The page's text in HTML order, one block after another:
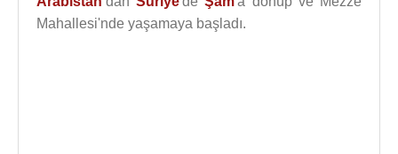
Mahallesi'nde yaşamaya başladı.